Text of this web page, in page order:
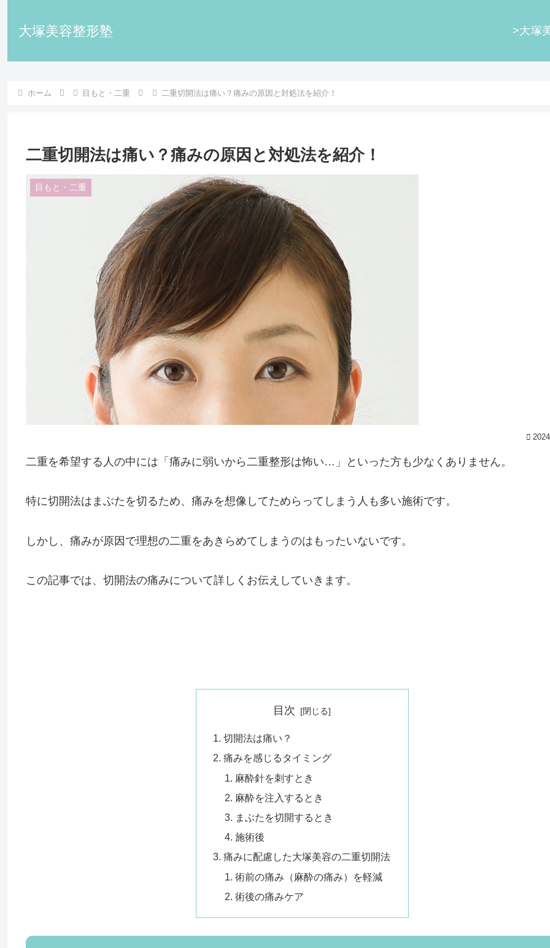
大塚美容整形塾 >大塚
ホーム 目もと・二重 二重切開法は痛い？痛みの原因と対処法を紹介！
二重切開法は痛い？痛みの原因と対処法を紹介！
目もと・二重
二重を希望する人の中には「痛みに弱いから二重整形は怖い…」といった方も少なくありません。
特に切開法はまぶたを切るため、痛みを想像してためらってしまう人も多い施術です。
しかし、痛みが原因で理想の二重をあきらめてしまうのはもったいないです。
この記事では、切開法の痛みについて詳しくお伝えしていきます。
目次
切開法は痛い？
痛みを感じるタイミング
麻酔針を刺すとき
麻酔を注入するとき
まぶたを切開するとき
施術後
痛みに配慮した大塚美容の二重切開法
術前の痛み（麻酔の痛み）を軽減
術後の痛みケア